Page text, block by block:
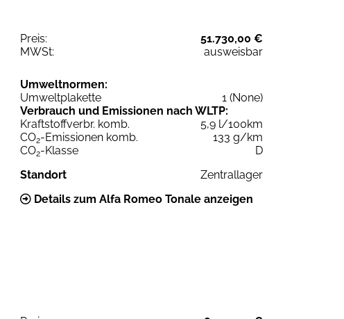
Preis:
51.730,00 €
MWSt:
ausweisbar
Umweltnormen:
Umweltplakette
1 (None)
Verbrauch und Emissionen nach WLTP:
Kraftstoffverbr. komb.
5,9 l/100km
CO2-Emissionen komb.
133 g/km
CO2-Klasse
D
Standort
Zentrallager
Details zum Alfa Romeo Tonale anzeigen